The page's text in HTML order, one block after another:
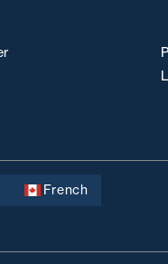
French